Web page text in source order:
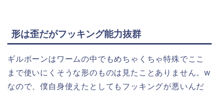
形は歪だがフッキング能力抜群
ギルボーンはワームの中でもめちゃくちゃ特殊でここ
まで使いにくそうな形のものは見たことありません。w
なので、僕自身使えたとしてもフッキングが悪いんだ